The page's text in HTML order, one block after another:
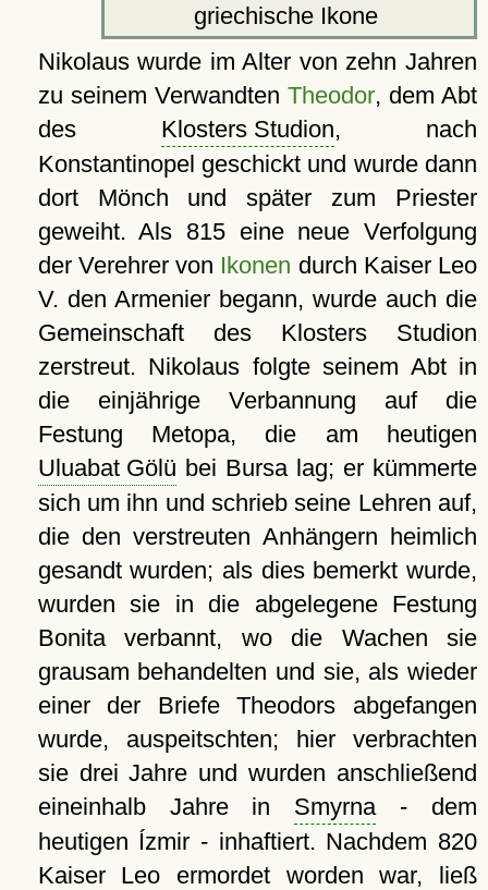
griechische Ikone
Nikolaus wurde im Alter von zehn Jahren
zu seinem Verwandten Theodor, dem Abt
des Klosters Studion, nach
Konstantinopel geschickt und wurde dann
dort Mönch und später zum Priester
geweiht. Als 815 eine neue Verfolgung
der Verehrer von Ikonen durch Kaiser Leo
V. den Armenier begann, wurde auch die
Gemeinschaft des Klosters Studion
zerstreut. Nikolaus folgte seinem Abt in
die einjährige Verbannung auf die
Festung Metopa, die am heutigen
Uluabat Gölü bei Bursa lag; er kümmerte
sich um ihn und schrieb seine Lehren auf,
die den verstreuten Anhängern heimlich
gesandt wurden; als dies bemerkt wurde,
wurden sie in die abgelegene Festung
Bonita verbannt, wo die Wachen sie
grausam behandelten und sie, als wieder
einer der Briefe Theodors abgefangen
wurde, auspeitschten; hier verbrachten
sie drei Jahre und wurden anschließend
eineinhalb Jahre in Smyrna - dem
heutigen Ízmir - inhaftiert. Nachdem 820
Kaiser Leo ermordet worden war, ließ